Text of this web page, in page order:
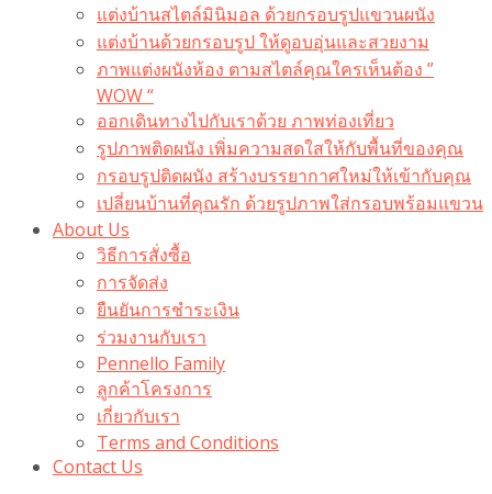
แต่งบ้านสไตล์มินิมอล ด้วยกรอบรูปแขวนผนัง
แต่งบ้านด้วยกรอบรูป ให้ดูอบอุ่นและสวยงาม
ภาพแต่งผนังห้อง ตามสไตล์คุณใครเห็นต้อง ”
WOW “
ออกเดินทางไปกับเราด้วย ภาพท่องเที่ยว
รูปภาพติดผนัง เพิ่มความสดใสให้กับพื้นที่ของคุณ
กรอบรูปติดผนัง สร้างบรรยากาศใหม่ให้เข้ากับคุณ
เปลี่ยนบ้านที่คุณรัก ด้วยรูปภาพใส่กรอบพร้อมแขวน​
About Us
วิธีการสั่งซื้อ
การจัดส่ง
ยืนยันการชำระเงิน
ร่วมงานกับเรา
Pennello Family
ลูกค้าโครงการ
เกี่ยวกับเรา
Terms and Conditions
Contact Us